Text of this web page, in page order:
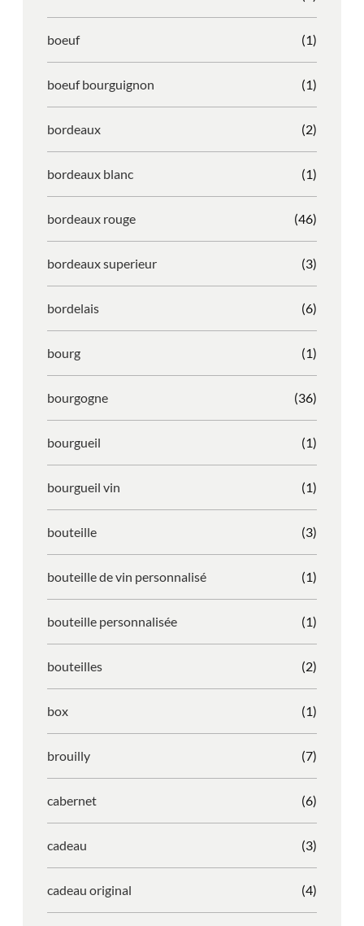
boeuf (1)
boeuf bourguignon (1)
bordeaux (2)
bordeaux blanc (1)
bordeaux rouge (46)
bordeaux superieur (3)
bordelais (6)
bourg (1)
bourgogne (36)
bourgueil (1)
bourgueil vin (1)
bouteille (3)
bouteille de vin personnalisé (1)
bouteille personnalisée (1)
bouteilles (2)
box (1)
brouilly (7)
cabernet (6)
cadeau (3)
cadeau original (4)